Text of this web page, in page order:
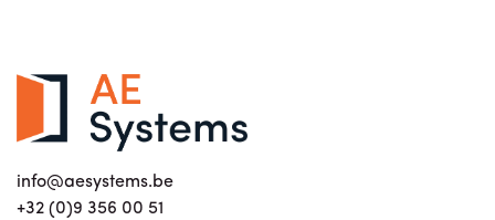
info@aesystems.be
+32 (0)9 356 00 51